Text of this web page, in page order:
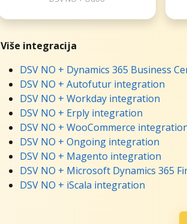
Više integracija
DSV NO + Dynamics 365 Business
DSV NO + Autofutur integration
DSV NO + Workday integration
DSV NO + Erply integration
DSV NO + WooCommerce
DSV NO + Ongoing integration
DSV NO + Magento integration
DSV NO + Microsoft Dynamics 365
DSV NO + iScala integration